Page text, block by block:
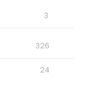
3
326
24